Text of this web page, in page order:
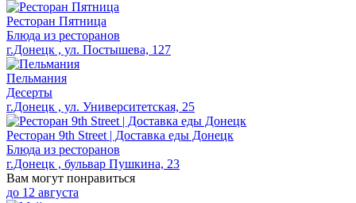
Ресторан Пятница
Блюда из ресторанов
г.Донецк , ул. Постышева, 127
Пельмания
Десерты
г.Донецк , ул. Университетская, 25
Ресторан 9th Street | Доставка еды Донецк
Блюда из ресторанов
г.Донецк , бульвар Пушкина, 23
Вам могут понравиться
до 12 августа